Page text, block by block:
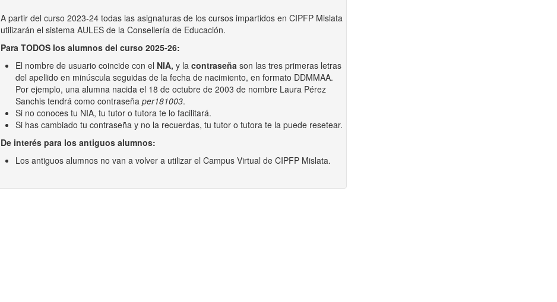
A partir del curso 2023-24 todas las asignaturas de los cursos impartidos en CIPFP Mislata
utilizarán el sistema AULES de la Consellería de Educación.
Para TODOS los alumnos del curso 2025-26:
El nombre de usuario coincide con el NIA, y la contraseñason las tres primeras letras
del apellido en minúscula seguidas de la fecha de nacimiento, en formato DDMMAA.
Por ejemplo, una alumna nacida el 18 de octubre de 2003 de nombre Laura Pérez
Sanchis tendrá como contraseña per181003.
Si no conoces tu NIA, tu tutor o tutora te lo facilitará.
Si has cambiado tu contraseña y no la recuerdas, tu tutor o tutora te la puede resetear.
De interés para los antiguos alumnos:
Los antiguos alumnos no van a volver a utilizar el Campus Virtual de CIPFP Mislata.